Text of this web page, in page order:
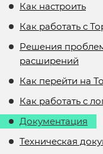
Как настроить
Как работать с
Решения
расширений
Как перейти на
Как работать с
Документация
Техническая